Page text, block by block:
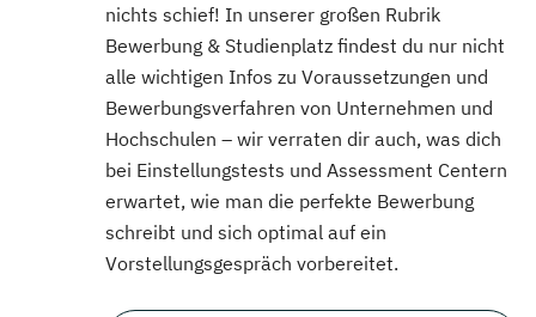
nichts schief! In unserer großen Rubrik
Bewerbung & Studienplatz findest du nur nicht
alle wichtigen Infos zu Voraussetzungen und
Bewerbungsverfahren von Unternehmen und
Hochschulen – wir verraten dir auch, was dich
bei Einstellungstests und Assessment Centern
erwartet, wie man die perfekte Bewerbung
schreibt und sich optimal auf ein
Vorstellungsgespräch vorbereitet.